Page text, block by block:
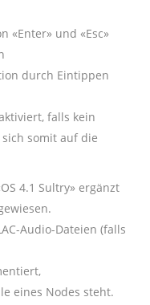
«Enter» und «Esc»
durch Eintippen
falls kein
somit auf die
4.1 Sultry» ergänzt
Audio-Dateien (falls
eines Nodes steht.